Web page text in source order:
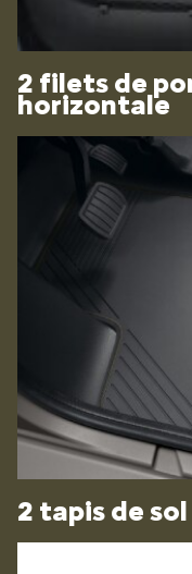
2 filets de
horizontale
2 tapis de